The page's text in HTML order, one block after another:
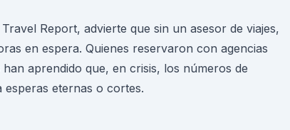
Report, advierte que sin un asesor de viajes,
en espera. Quienes reservaron con agencias
aprendido que, en crisis, los números de
eternas o cortes.